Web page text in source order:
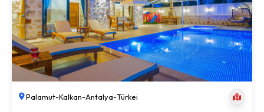
Palamut-Kalkan-Antalya-Türkei